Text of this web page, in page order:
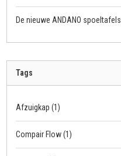
De nieuwe ANDANO spoeltafels
Tags
Afzuigkap(1)
Compair Flow(1)